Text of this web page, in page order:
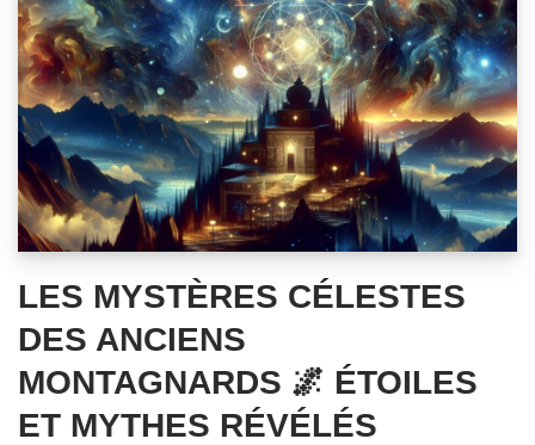
LES MYSTÈRES CÉLESTES
DES ANCIENS
MONTAGNARDS 🌌 ÉTOILES
ET MYTHES RÉVÉLÉS